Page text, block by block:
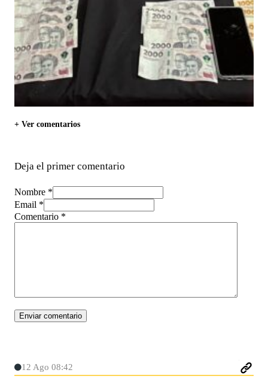
+ Ver comentarios
Deja el primer comentario
Nombre *
Email *
Comentario *
12 Ago 08:42